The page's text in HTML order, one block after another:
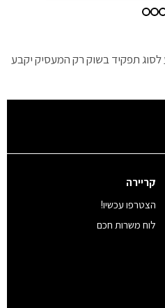
תפקיד בשוק רק המעסיק יקבע
קריירה
הצטרפו עכשיו!
לוח משרות חכם